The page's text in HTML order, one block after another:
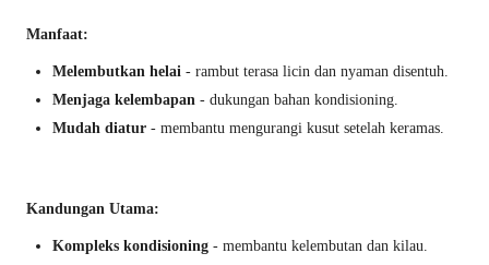
Manfaat:
Melembutkan helai - rambut terasa licin dan nyaman disentuh.
Menjaga kelembapan - dukungan bahan kondisioning.
Mudah diatur - membantu mengurangi kusut setelah keramas.
Kandungan Utama:
Kompleks kondisioning - membantu kelembutan dan kilau.